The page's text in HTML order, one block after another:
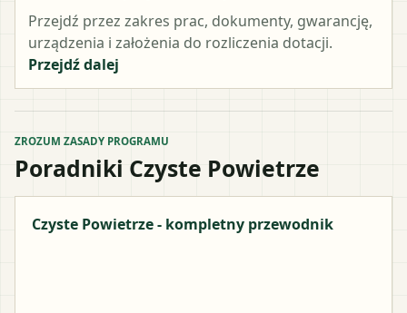
Przejdź przez zakres prac, dokumenty, gwarancję,
urządzenia i założenia do rozliczenia dotacji.
Przejdź dalej
ZROZUM ZASADY PROGRAMU
Poradniki Czyste Powietrze
Czyste Powietrze - kompletny przewodnik